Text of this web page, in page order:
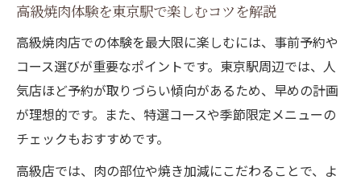
高級焼肉体験を東京駅で楽しむコツを解説
高級焼肉店での体験を最大限に楽しむには、事前予約や
コース選びが重要なポイントです。東京駅周辺では、人
気店ほど予約が取りづらい傾向があるため、早めの計画
が理想的です。また、特選コースや季節限定メニューの
チェックもおすすめです。
高級店では、肉の部位や焼き加減にこだわることで、よ